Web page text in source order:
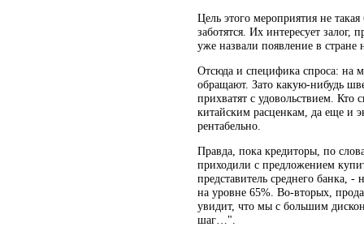
Цель этого мероприятия не
заботятся. Их интересует
уже назвали появление в стране
Отсюда и специфика спроса: на
обращают. Зато какую-нибудь
прихватят с удовольствием.
китайским расценкам, да еще и
рентабельно.
Правда, пока кредиторы, по
приходили с предложением
представитель среднего банка,
на уровне 65%. Во-вторых,
увидит, что мы с большим
шаг…".